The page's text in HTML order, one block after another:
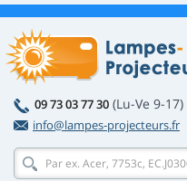
09 73 03 77 30 (Lu-Ve 9-17)
info@lampes-projecteurs.fr